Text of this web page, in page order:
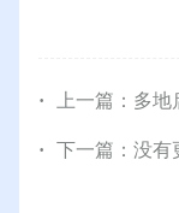
上一篇： 多地
下一篇：没有